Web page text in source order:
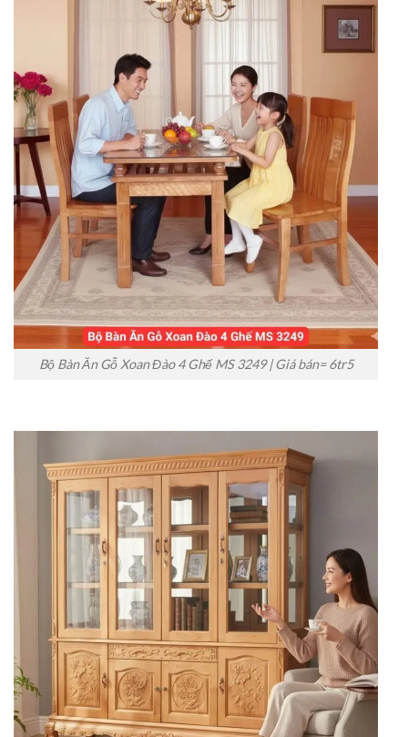
Bộ Bàn Ăn Gỗ Xoan Đào 4 Ghế MS 3249 | Giá bán= 6tr5